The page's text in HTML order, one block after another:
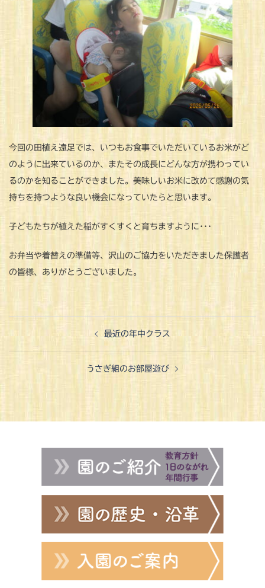
今回の田植え遠足では、いつもお食事でいただいているお米がど
のように出来ているのか、またその成長にどんな方が携わってい
るのかを知ることができました。美味しいお米に改めて感謝の気
持ちを持つような良い機会になっていたらと思います。
子どもたちが植えた稲がすくすくと育ちますように･･･
お弁当や着替えの準備等、沢山のご協力をいただきました保護者
の皆様、ありがとうございました。
ー
最近の年中クラス
うさぎ組のお部屋遊び